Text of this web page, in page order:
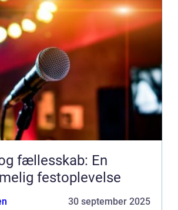
fællesskab: En
festoplevelse
30 september 2025